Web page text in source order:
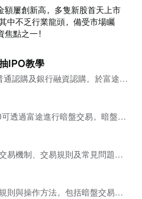
額屢創新高，多隻新股首天上市
中不乏行業龍頭，備受市場矚
點之一！
IPO教學
抽新股的方式主要分爲2種：普通認購及銀行融資認購。於富途用銀行認購IPO即可享0息 ; 而用現金或富途融資認購則可享0手續費。
新股上市前一日下午4:15-6:30可透過富途進行暗盤交易，暗盤實行 T+0 交易，中簽新股及暗盤中買入股票可以於當日暗盤賣出。參與港股抽新股未中籤的用戶，可通過暗盤交易於上市前買入該股票。
了解港股新股認購流程、暗盤交易機制、交易規則及常見問題，詳細了解認購操作及相關風險。
了解港股新股暗盤交易的相關規則與操作方法，包括暗盤交易流程、價格形成、交易及交收機制，以及風險與資金管理問題。